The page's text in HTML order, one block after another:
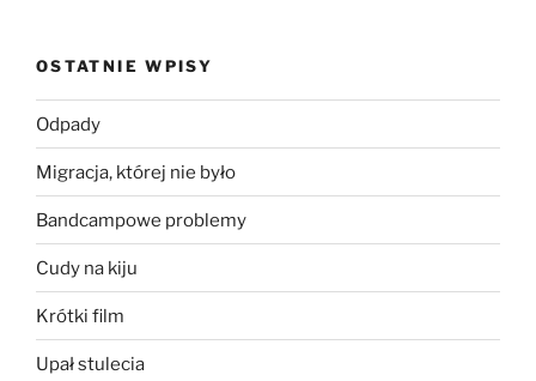
OSTATNIE WPISY
Odpady
Migracja, której nie było
Bandcampowe problemy
Cudy na kiju
Krótki film
Upał stulecia